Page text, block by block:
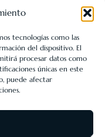
tecnologías como las
del dispositivo. El
procesar datos como
únicas en este
puede afectar
ha sido beneficiaria
la mejora de la
cual ha puesto en
de reforzar la
pymes durante el año
del Programa Pyme